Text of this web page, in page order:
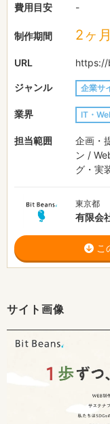
サイト画像
費用目安 -
制作期間 2ヶ
URL https://
ジャンル 企業サ
業界 IT・
担当範囲
企画・
ン /
グ・実
東京都
有限会
こ